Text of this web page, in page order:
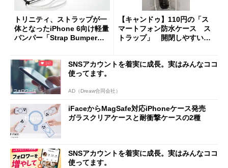
トリニティ、ストラップが一
体となったiPhone 6向け軽量
バンパー「Strap Bumper」
【キャンドゥ】110円の「ス
マートフォン防水ケース ス
トラップ」 開閉しやすいク
SNSアカウントを着実に成長。実はみんなココ
使ってます。
AD（Dreaw合同会社）
iFaceからMagSafe対応iPhoneケース発売
ガラスクリアケースと耐衝撃ケースの2種
SNSアカウントを着実に成長。実はみんなココ
使ってます。